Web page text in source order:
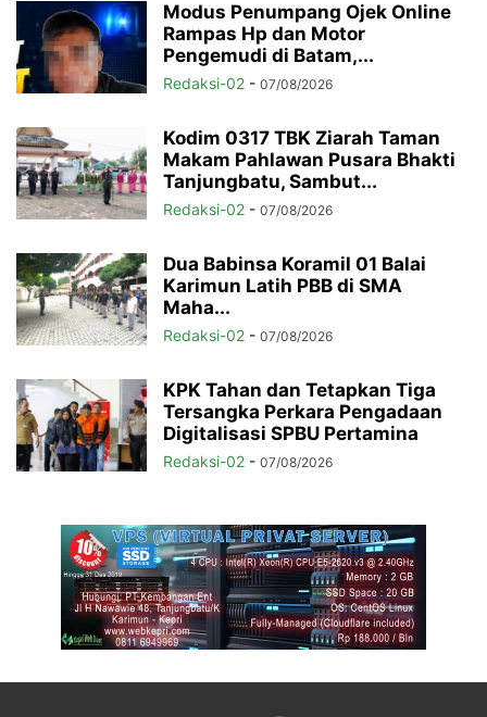
Modus Penumpang Ojek Online
Rampas Hp dan Motor
Pengemudi di Batam,...
Redaksi-02 - 07/08/2026
Kodim 0317 TBK Ziarah Taman
Makam Pahlawan Pusara Bhakti
Tanjungbatu, Sambut...
Redaksi-02 - 07/08/2026
Dua Babinsa Koramil 01 Balai
Karimun Latih PBB di SMA
Maha...
Redaksi-02 - 07/08/2026
KPK Tahan dan Tetapkan Tiga
Tersangka Perkara Pengadaan
Digitalisasi SPBU Pertamina
Redaksi-02 - 07/08/2026